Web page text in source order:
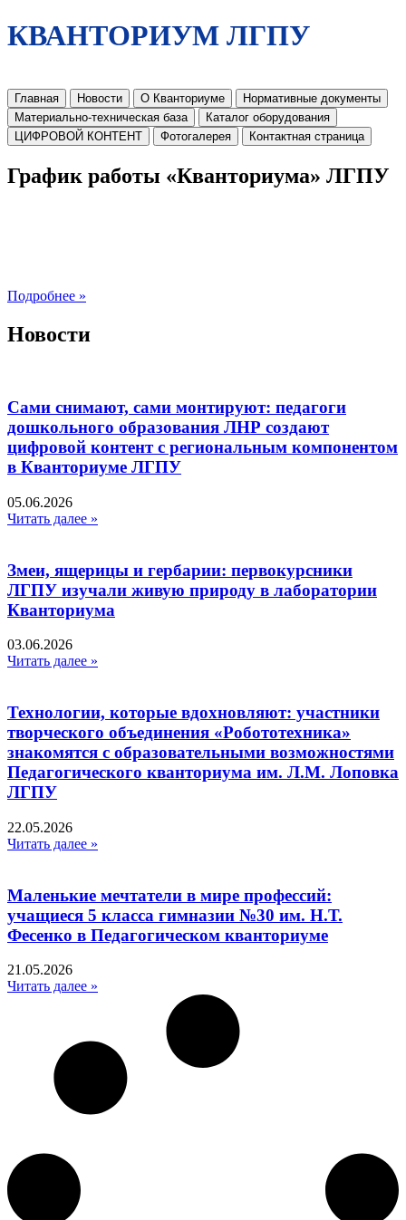
КВАНТОРИУМ ЛГПУ
Главная Новости О Кванториуме
Нормативные документы
Материально-техническая база
Каталог оборудования
ЦИФРОВОЙ КОНТЕНТ
Фотогалерея Контактная страница
График работы «Кванториума» ЛГПУ
Подробнее »
Новости
Сами снимают, сами монтируют: педагоги
дошкольного образования ЛНР создают
цифровой контент с региональным компонентом
в Кванториуме ЛГПУ​
05.06.2026
Читать далее »
Змеи, ящерицы и гербарии: первокурсники
ЛГПУ изучали живую природу в лаборатории
Кванториума
03.06.2026
Читать далее »
Технологии, которые вдохновляют: участники
творческого объединения «Робототехника»
знакомятся с образовательными возможностями
Педагогического кванториума им. Л.М. Лоповка
ЛГПУ
22.05.2026
Читать далее »
Маленькие мечтатели в мире профессий:
учащиеся 5 класса гимназии №30 им. Н.Т.
Фесенко в Педагогическом кванториуме
21.05.2026
Читать далее »